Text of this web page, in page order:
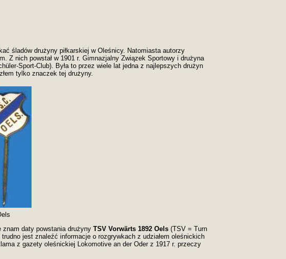
śladów drużyny piłkarskiej w Oleśnicy. Natomiasta autorzy
Z nich powstał w 1901 r. Gimnazjalny Związek Sportowy i drużyna
Sport-Club). Była to przez wiele lat jedna z najlepszych drużyn
tylko znaczek tej drużyny.
znam daty powstania drużyny TSV Vorwärts 1892 Oels (TSV = Turn
jest znaleźć informacje o rozgrywkach z udziałem oleśnickich
z gazety oleśnickiej Lokomotive an der Oder z 1917 r. przeczy